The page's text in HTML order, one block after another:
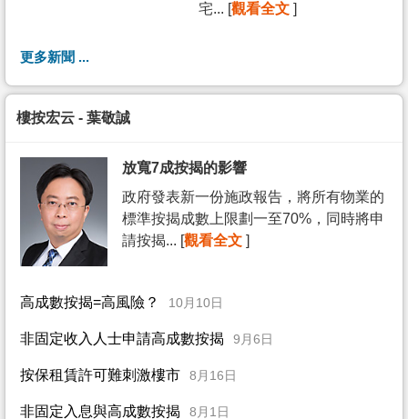
宅... [觀看全文 ]
更多新聞 ...
樓按宏云 - 葉敬誠
放寬7成按揭的影響
政府發表新一份施政報告，將所有物業的
標準按揭成數上限劃一至70%，同時將申
請按揭... [觀看全文 ]
高成數按揭=高風險？ 10月10日
非固定收入人士申請高成數按揭 9月6日
按保租賃許可難刺激樓市 8月16日
非固定入息與高成數按揭 8月1日